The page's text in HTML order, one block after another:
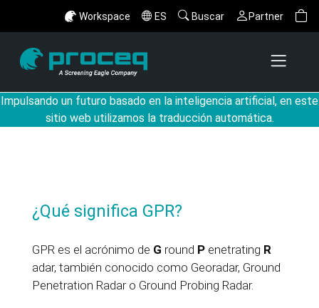
Workspace ES Buscar Partner
Impulsando un futuro basado en la inteligencia artificial, en este
sitio web utilizamos la traducción automática.
¿Qué significa GPR?
GPR es el acrónimo de G round P enetrating R
adar, también conocido como Georadar, Ground
Penetration Radar o Ground Probing Radar.